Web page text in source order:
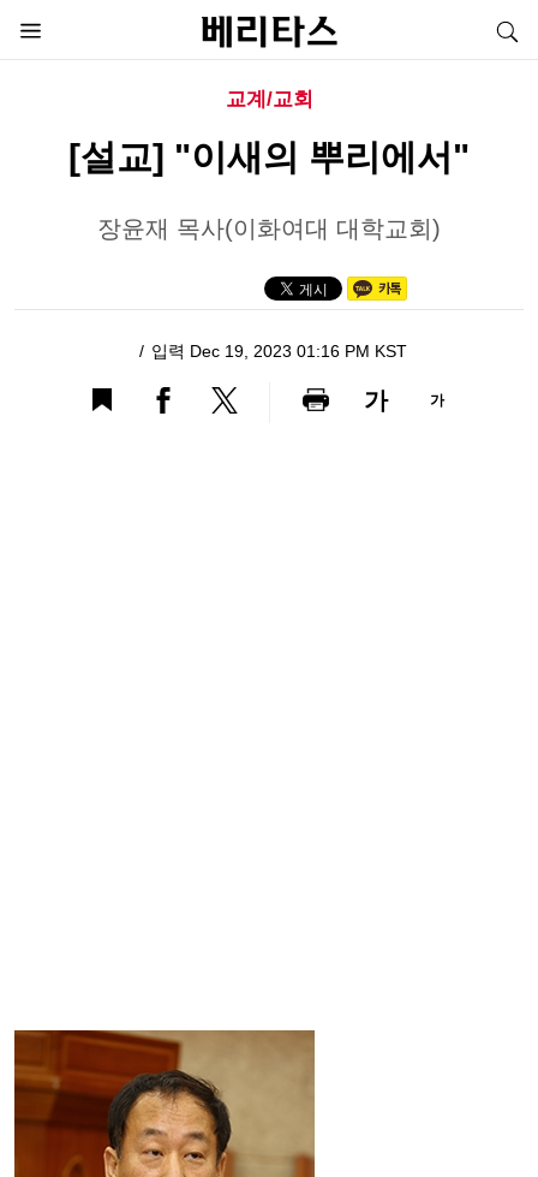
교계/교회
[설교] "이새의 뿌리에서"
장윤재 목사(이화여대 대학교회)
입력 Dec 19, 2023 01:16 PM KST
가 가